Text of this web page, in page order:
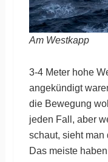
Am Westkapp
3-4 Meter hohe
angekündigt
die Bewegung
jeden Fall, aber
schaut, sieht
Das meiste